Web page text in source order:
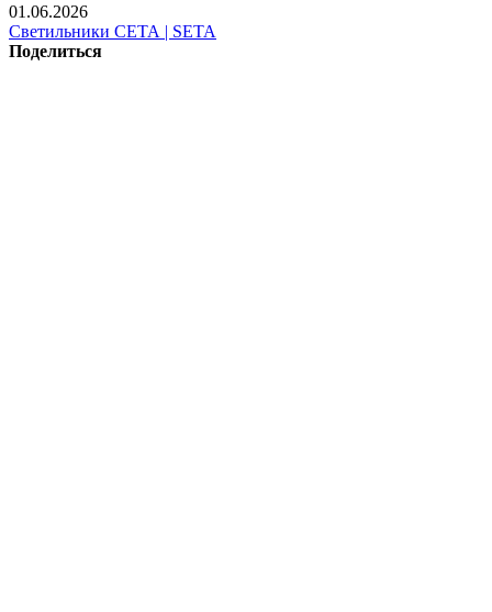
01.06.2026
Светильники СЕТА | SETA
Поделиться